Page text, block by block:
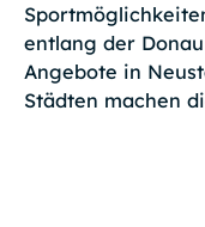
entlang der
Angebote in
Städten machen